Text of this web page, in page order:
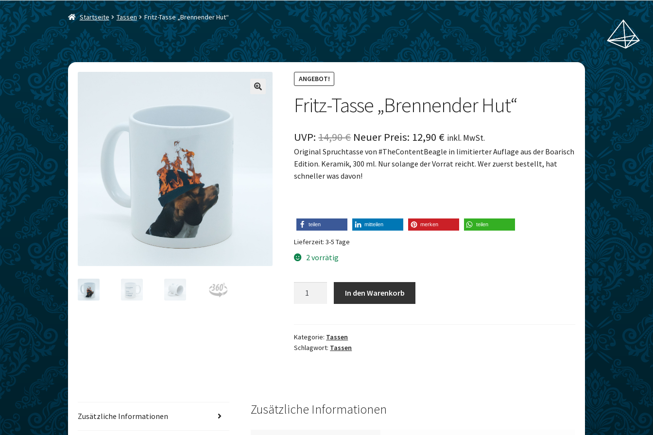
Startseite Tassen Fritz-Tasse „Brennender Hut“
ANGEBOT!
Fritz-Tasse „Brennender Hut“
UVP: 14,90€ Ursprünglicher
Preis
war:
Neuer Preis: 12,90 €Aktueller
Preis
inkl. MwSt.
Original Spruchtasse von #TheContentBeagle in limitierter Auflage aus der Boarisch
Edition. Keramik, 300 ml. Nur solange der Vorrat reicht. Wer zuerst bestellt, hat
schneller was davon!
teilen mitteilen merken teilen
Lieferzeit:3-5 Tage
2 vorrätig
Menge
In den Warenkorb
Kategorie: Tassen
Schlagwort: Tassen
Zusätzliche Informationen Zusätzliche Informationen